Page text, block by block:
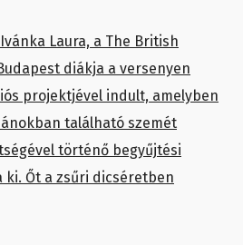
Laura, a The British
diákja a versenyen
projektjével indult, amelyben
található szemét
történő begyűjtési
ki. Őt a zsűri dicséretben